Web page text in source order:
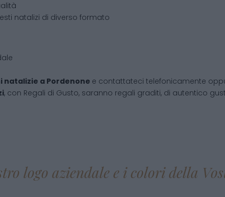
natalizi di diverso formato
natalizie a Pordenone e contattateci telefonicamente
, con Regali di Gusto, saranno regali graditi, di autentico
logo aziendale e i colori della